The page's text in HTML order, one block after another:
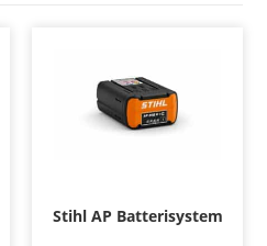
Stihl AP Batterisystem